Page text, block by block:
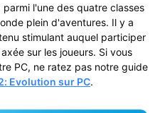
parmi l'une des quatre classes
plein d'aventures. Il y a
stimulant auquel participer
sur les joueurs. Si vous
PC, ne ratez pas notre guide
Evolution sur PC.